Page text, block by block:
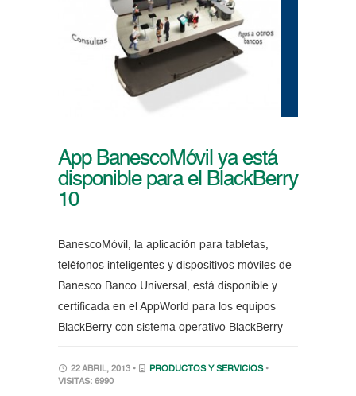
App BanescoMóvil ya está
disponible para el BlackBerry
10
BanescoMóvil, la aplicación para tabletas,
teléfonos inteligentes y dispositivos móviles de
Banesco Banco Universal, está disponible y
certificada en el AppWorld para los equipos
BlackBerry con sistema operativo BlackBerry
22 ABRIL, 2013 • PRODUCTOS Y SERVICIOS •
VISITAS: 6990